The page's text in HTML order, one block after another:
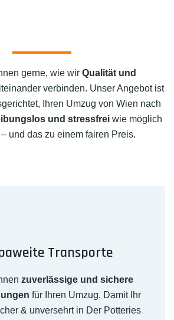
gerne, wie wir Qualität und
verbinden. Unser Angebot ist
Ihren Umzug von Wien nach
und stressfreiwie möglich
und das zu einem fairen Preis.
Transporte
zuverlässige und sichere
für Ihren Umzug. Damit Ihr
& unversehrt in Der Potteries